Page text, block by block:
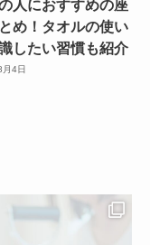
人におすすめの座
め！タオルの使い
したい習慣も紹介
4日